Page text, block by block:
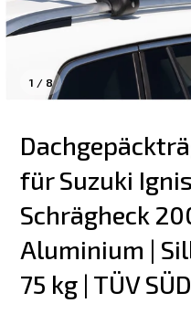
1 / 8
für Suzuki
Schrägheck
Aluminium |
75 kg | TÜV SÜD